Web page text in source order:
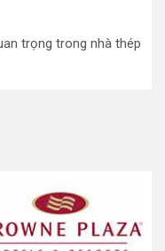
trọng trong nhà thép